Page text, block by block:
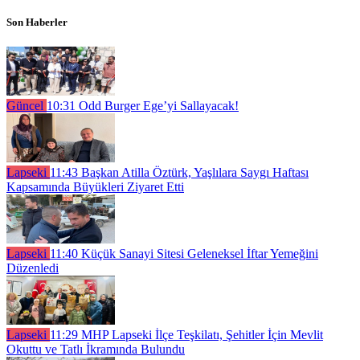
Son Haberler
Güncel 10:31 Odd Burger Ege’yi Sallayacak!
Lapseki 11:43 Başkan Atilla Öztürk, Yaşlılara Saygı Haftası
Kapsamında Büyükleri Ziyaret Etti
Lapseki 11:40 Küçük Sanayi Sitesi Geleneksel İftar Yemeğini
Düzenledi
Lapseki 11:29 MHP Lapseki İlçe Teşkilatı, Şehitler İçin Mevlit
Okuttu ve Tatlı İkramında Bulundu